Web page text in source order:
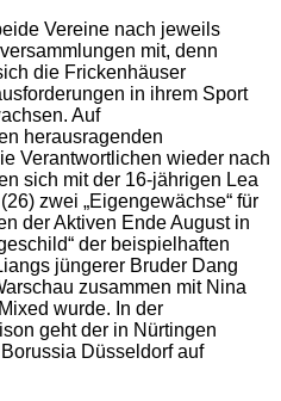
Vereine nach jeweils
mit, denn
die Frickenhäuser
in ihrem Sport
Auf
herausragenden
Verantwortlichen wieder nach
sich mit der 16-jährigen Lea
zwei „Eigengewächse“ für
der Aktiven Ende August in
der beispielhaften
jüngerer Bruder Dang
zusammen mit Nina
wurde. In der
geht der in Nürtingen
Düsseldorf auf